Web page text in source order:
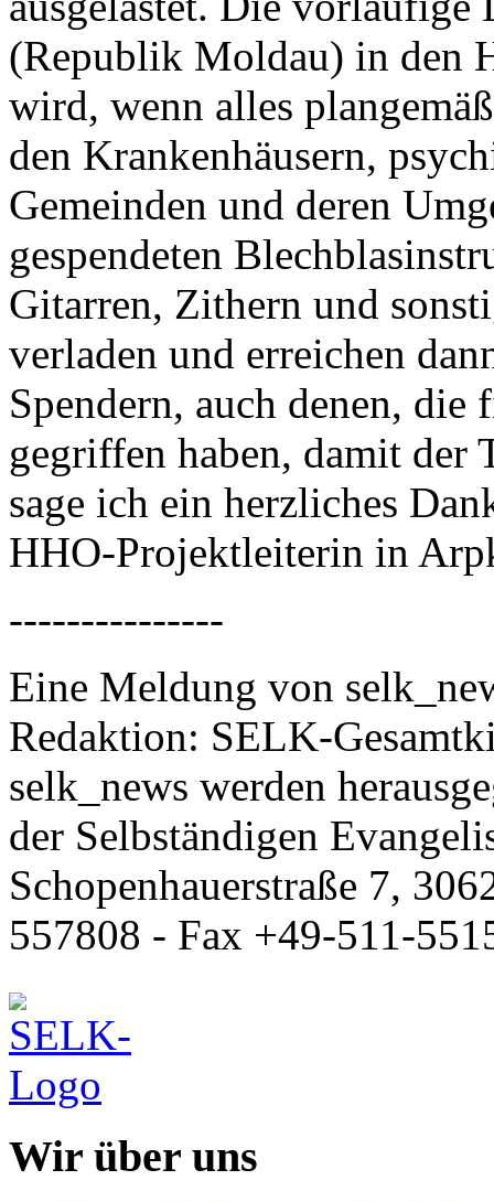
(Republik Moldau) in den
wird, wenn alles
den Krankenhäusern,
Gemeinden und deren
gespendeten
Gitarren, Zithern und
verladen und erreichen
Spendern, auch denen,
gegriffen haben, damit der
sage ich ein herzliches
HHO-Projektleiterin in
---------------
Eine Meldung von
Redaktion: SELK-
selk_news werden
der Selbständigen
Schopenhauerstraße 7,
557808 - Fax +49-511-
Wir über uns